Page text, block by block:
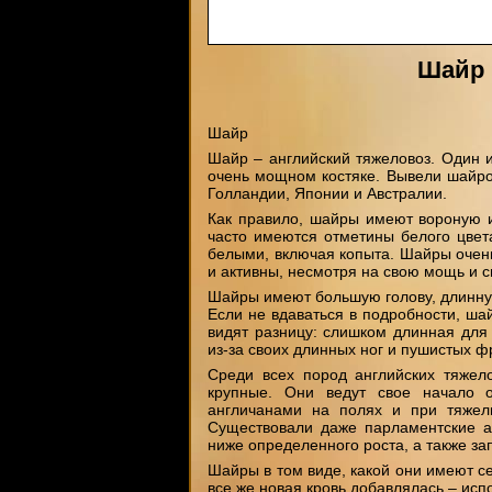
Шайр
Шайр
Шайр – английский тяжеловоз. Один
очень мощном костяке. Вывели
Голландии, Японии и Австралии.
Как правило, шайры имеют вороную
часто имеются отметины белого
белыми, включая копыта. Шайры
и активны, несмотря на свою мощь и
Шайры имеют большую голову,
Если не вдаваться в подробности,
видят разницу: слишком длинная
из-за своих длинных ног и пушистых
Среди всех пород английских
крупные. Они ведут свое начало
англичанами на полях и при
Существовали даже парламентские
ниже определенного роста, а также
Шайры в том виде, какой они имеют
все же новая кровь добавлялась –